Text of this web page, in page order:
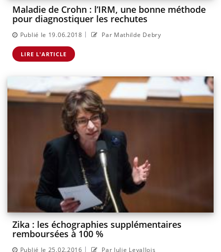
Maladie de Crohn : l’IRM, une bonne méthode
pour diagnostiquer les rechutes
Publié le 19.06.2018 | Par Mathilde Debry
LIRE L'ARTICLE
Zika : les échographies supplémentaires
remboursées à 100 %
Publié le 25.02.2016 | Par Julie Levallois